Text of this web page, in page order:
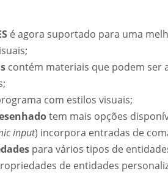
é agora suportado para uma
contém materiais que podem ser
com estilos visuais;
tem mais opções
input) incorpora entradas de
para vários tipos de
de entidades